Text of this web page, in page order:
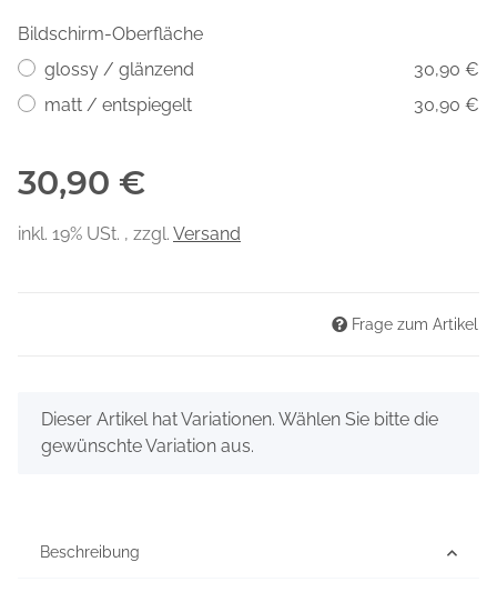
Bildschirm-Oberfläche
glossy / glänzend
30,90 €
matt / entspiegelt
30,90 €
30,90 €
inkl. 19% USt. , zzgl. Versand
Frage zum Artikel
x
Dieser Artikel hat Variationen. Wählen Sie bitte die
gewünschte Variation aus.
Beschreibung